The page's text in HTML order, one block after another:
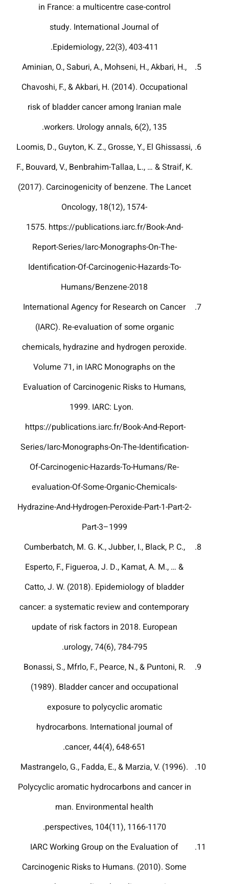
in France: a multicentre case-control
study. International Journal of
Epidemiology, 22(3), 403-411.‏
Aminian, O., Saburi, A., Mohseni, H., Akbari, H.,
Chavoshi, F., & Akbari, H. (2014). Occupational
risk of bladder cancer among Iranian male
workers. Urology annals, 6(2), 135.
Loomis, D., Guyton, K. Z., Grosse, Y., El Ghissassi,
F., Bouvard, V., Benbrahim-Tallaa, L., … & Straif, K.
(2017). Carcinogenicity of benzene. The Lancet
Oncology, 18(12), 1574-
1575. https://publications.iarc.fr/Book-And-
Report-Series/Iarc-Monographs-On-The-
Identification-Of-Carcinogenic-Hazards-To-
Humans/Benzene-2018
International Agency for Research on Cancer
(IARC). Re-evaluation of some organic
chemicals, hydrazine and hydrogen peroxide.
Volume 71, in IARC Monographs on the
Evaluation of Carcinogenic Risks to Humans,
1999. IARC: Lyon.
https://publications.iarc.fr/Book-And-Report-
Series/Iarc-Monographs-On-The-Identification-
Of-Carcinogenic-Hazards-To-Humans/Re-
evaluation-Of-Some-Organic-Chemicals-
Hydrazine-And-Hydrogen-Peroxide-Part-1-Part-2-
Part-3–1999
Cumberbatch, M. G. K., Jubber, I., Black, P. C.,
Esperto, F., Figueroa, J. D., Kamat, A. M., … &
Catto, J. W. (2018). Epidemiology of bladder
cancer: a systematic review and contemporary
update of risk factors in 2018. European
urology, 74(6), 784-795.‏
Bonassi, S., Mfrlo, F., Pearce, N., & Puntoni, R.
(1989). Bladder cancer and occupational
exposure to polycyclic aromatic
hydrocarbons. International journal of
cancer, 44(4), 648-651.‏
Mastrangelo, G., Fadda, E., & Marzia, V. (1996).
Polycyclic aromatic hydrocarbons and cancer in
man. Environmental health
perspectives, 104(11), 1166-1170.
IARC Working Group on the Evaluation of
Carcinogenic Risks to Humans. (2010). Some